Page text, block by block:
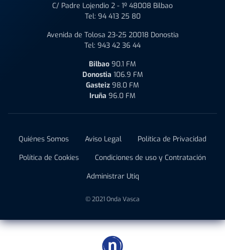
C/ Padre Lojendio 2 - 1º 48008 Bilbao
Tel: 94 413 25 80
Avenida de Tolosa 23-25 20018 Donostia
Tel: 943 42 36 44
Bilbao 90.1 FM
Donostia 106.9 FM
Gasteiz 98.0 FM
Iruña 96.0 FM
Quiénes Somos Aviso Legal
Política de Privacidad
Política de Cookies
Condiciones de uso y Contratación
Administrar Utiq
© 2021 Onda Vasca